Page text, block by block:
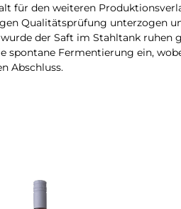
für den weiteren
Qualitätsprüfung unterzogen
der Saft im Stahltank ruhen
Fermentierung ein,
Abschluss.